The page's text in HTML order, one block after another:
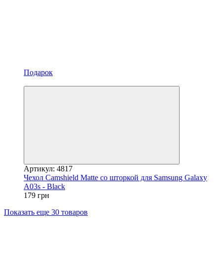
Подарок
Артикул: 4817
Чехол Camshield Matte со шторкой для Samsung Galaxy
A03s - Black
179 грн
Показать еще 30 товаров